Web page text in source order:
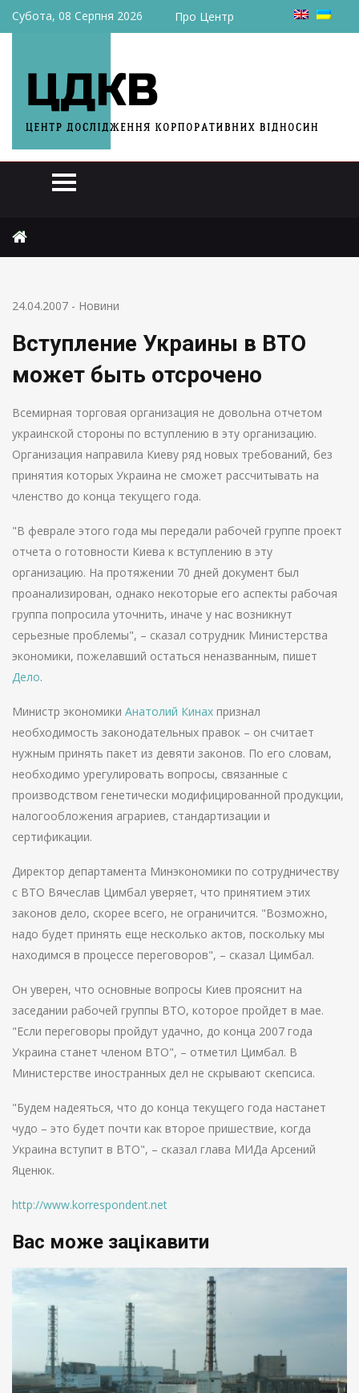
Субота, 08 Серпня 2026 Про Центр
Вступление Украины в ВТО может быть отсрочено
24.04.2007 - Новини
Вступление Украины в ВТО
может быть отсрочено
Всемирная торговая организация не довольна отчетом
украинской стороны по вступлению в эту организацию.
Организация направила Киеву ряд новых требований, без
принятия которых Украина не сможет рассчитывать на
членство до конца текущего года.
"В феврале этого года мы передали рабочей группе проект
отчета о готовности Киева к вступлению в эту
организацию. На протяжении 70 дней документ был
проанализирован, однако некоторые его аспекты рабочая
группа попросила уточнить, иначе у нас возникнут
серьезные проблемы", – сказал сотрудник Министерства
экономики, пожелавший остаться неназванным, пишет
Дело.
Министр экономики Анатолий Кинах признал
необходимость законодательных правок – он считает
нужным принять пакет из девяти законов. По его словам,
необходимо урегулировать вопросы, связанные с
производством генетически модифицированной продукции,
налогообложения аграриев, стандартизации и
сертификации.
Директор департамента Минэкономики по сотрудничеству
с ВТО Вячеслав Цимбал уверяет, что принятием этих
законов дело, скорее всего, не ограничится. "Возможно,
надо будет принять еще несколько актов, поскольку мы
находимся в процессе переговоров", – сказал Цимбал.
Он уверен, что основные вопросы Киев прояснит на
заседании рабочей группы ВТО, которое пройдет в мае.
"Если переговоры пройдут удачно, до конца 2007 года
Украина станет членом ВТО", – отметил Цимбал. В
Министерстве иностранных дел не скрывают скепсиса.
"Будем надеяться, что до конца текущего года настанет
чудо – это будет почти как второе пришествие, когда
Украина вступит в ВТО", – сказал глава МИДа Арсений
Яценюк.
http://www.korrespondent.net
Вас може зацікавити